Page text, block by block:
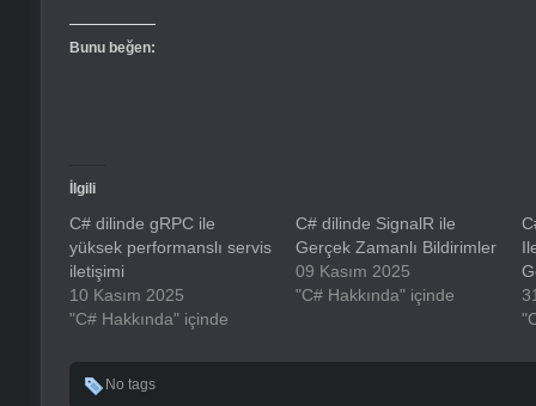
Bunu beğen:
İlgili
C# dilinde gRPC ile
yüksek performanslı servis
iletişimi
10 Kasım 2025
"C# Hakkında" içinde
C# dilinde SignalR ile
Gerçek Zamanlı Bildirimler
09 Kasım 2025
"C# Hakkında" içinde
No tags